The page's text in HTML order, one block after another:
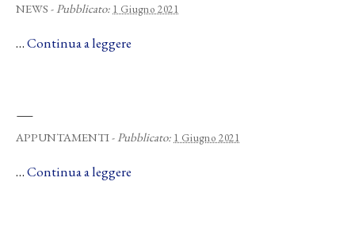
NEWS -Pubblicato: 1 Giugno 2021
…Continua a leggere
—
APPUNTAMENTI-Pubblicato: 1 Giugno 2021
…Continua a leggere